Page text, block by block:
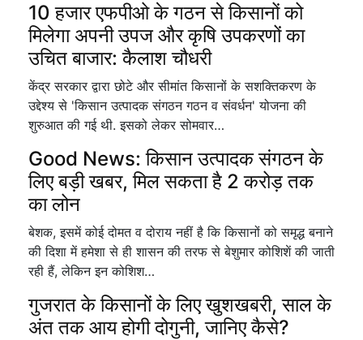
10 हजार एफपीओ के गठन से किसानों को
मिलेगा अपनी उपज और कृषि उपकरणों का
उचित बाजार: कैलाश चौधरी
केंद्र सरकार द्वारा छोटे और सीमांत किसानों के सशक्तिकरण के
उद्देश्य से 'किसान उत्पादक संगठन गठन व संवर्धन' योजना की
शुरुआत की गई थी. इसको लेकर सोमवार…
Good News: किसान उत्पादक संगठन के
लिए बड़ी खबर, मिल सकता है 2 करोड़ तक
का लोन
बेशक, इसमें कोई दोमत व दोराय नहीं है कि किसानों को समृद्ध बनाने
की दिशा में हमेशा से ही शासन की तरफ से बेशुमार कोशिशें की जाती
रही हैं, लेकिन इन कोशिश…
गुजरात के किसानों के लिए खुशखबरी, साल के
अंत तक आय होगी दोगुनी, जानिए कैसे?